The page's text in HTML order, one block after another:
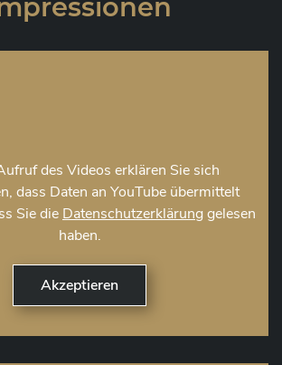
des Videos erklären Sie sich
dass Daten an YouTube übermittelt
Sie die Datenschutzerklärunggelesen
haben.